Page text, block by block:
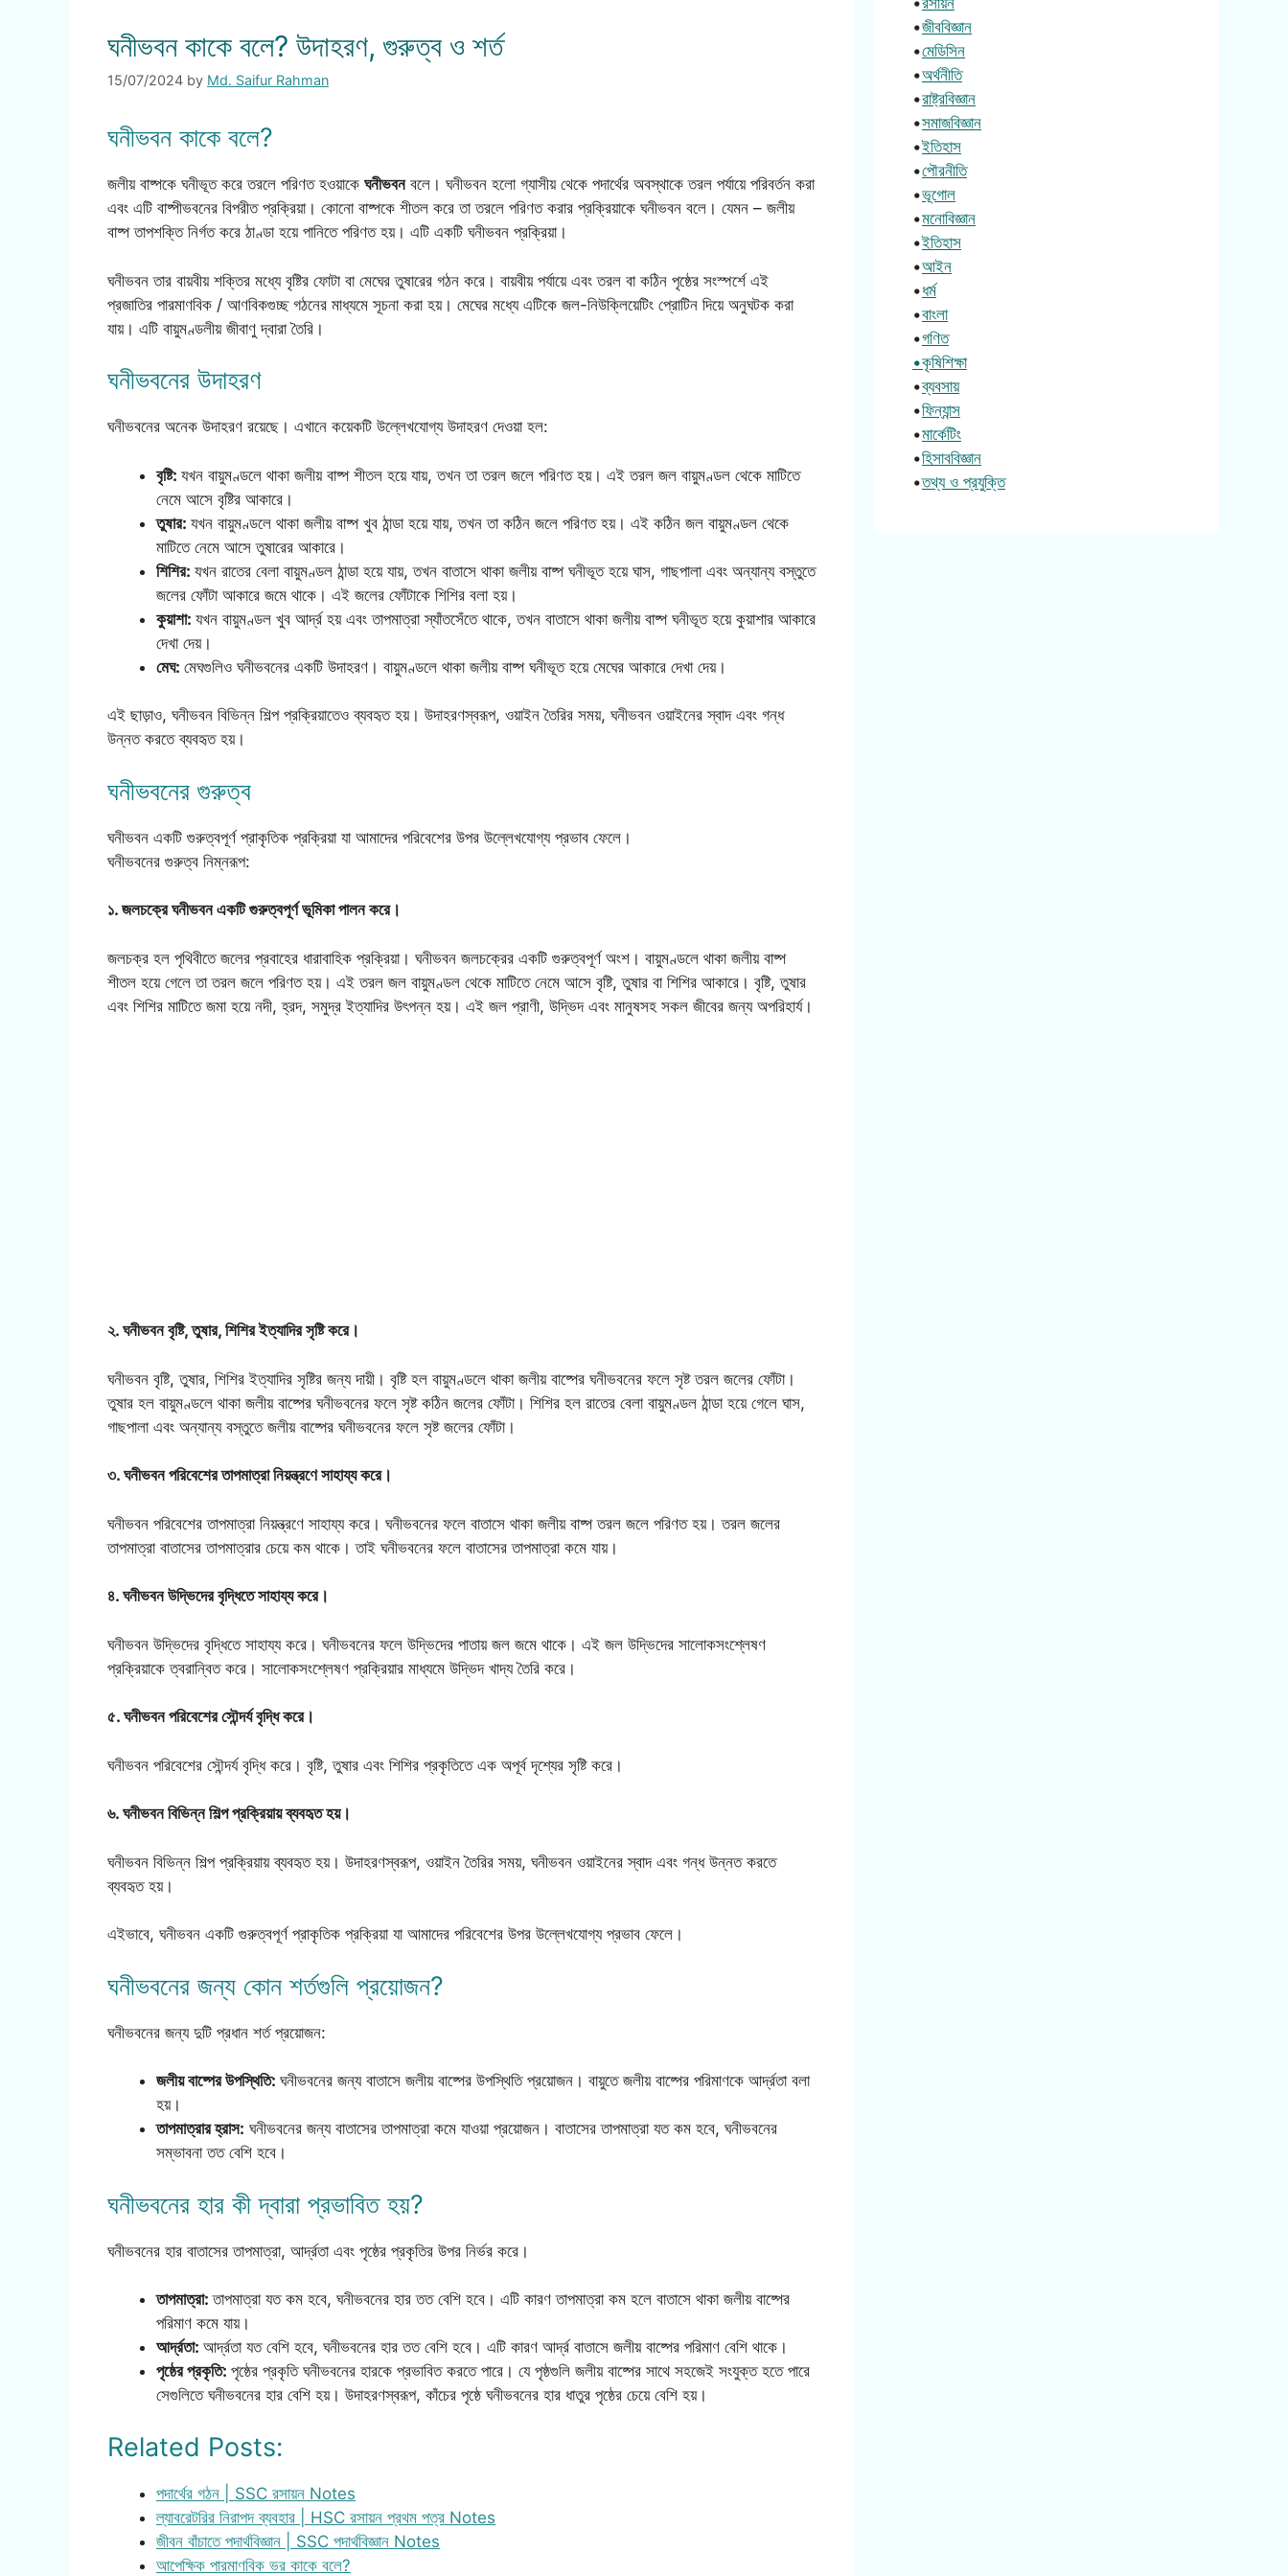
ঘনীভবন কাকে বলে? উদাহরণ, গুরুত্ব ও শর্ত
15/07/2024 by Md. Saifur Rahman
ঘনীভবন কাকে বলে?
জলীয় বাষ্পকে ঘনীভূত করে তরলে পরিণত হওয়াকে ঘনীভবনবলে। ঘনীভবন হলো গ্যাসীয় থেকে পদার্থের অবস্থাকে তরল পর্যায়ে পরিবর্তন করা
এবং এটি বাষ্পীভবনের বিপরীত প্রক্রিয়া। কোনো বাষ্পকে শীতল করে তা তরলে পরিণত করার প্রক্রিয়াকে ঘনীভবন বলে। যেমন – জলীয়
বাষ্প তাপশক্তি নির্গত করে ঠাণ্ডা হয়ে পানিতে পরিণত হয়। এটি একটি ঘনীভবন প্রক্রিয়া।
ঘনীভবন তার বায়বীয় শক্তির মধ্যে বৃষ্টির ফোটা বা মেঘের তুষারের গঠন করে। বায়বীয় পর্যায়ে এবং তরল বা কঠিন পৃষ্ঠের সংস্পর্শে এই
প্রজাতির পারমাণবিক / আণবিকগুচ্ছ গঠনের মাধ্যমে সূচনা করা হয়। মেঘের মধ্যে এটিকে জল-নিউক্লিয়েটিং প্রোটিন দিয়ে অনুঘটক করা
যায়। এটি বায়ুমণ্ডলীয় জীবাণু দ্বারা তৈরি।
ঘনীভবনের উদাহরণ
ঘনীভবনের অনেক উদাহরণ রয়েছে। এখানে কয়েকটি উল্লেখযোগ্য উদাহরণ দেওয়া হল:
বৃষ্টি: যখন বায়ুমণ্ডলে থাকা জলীয় বাষ্প শীতল হয়ে যায়, তখন তা তরল জলে পরিণত হয়। এই তরল জল বায়ুমণ্ডল থেকে মাটিতে
নেমে আসে বৃষ্টির আকারে।
তুষার: যখন বায়ুমণ্ডলে থাকা জলীয় বাষ্প খুব ঠান্ডা হয়ে যায়, তখন তা কঠিন জলে পরিণত হয়। এই কঠিন জল বায়ুমণ্ডল থেকে
মাটিতে নেমে আসে তুষারের আকারে।
শিশির: যখন রাতের বেলা বায়ুমণ্ডল ঠান্ডা হয়ে যায়, তখন বাতাসে থাকা জলীয় বাষ্প ঘনীভূত হয়ে ঘাস, গাছপালা এবং অন্যান্য বস্তুতে
জলের ফোঁটা আকারে জমে থাকে। এই জলের ফোঁটাকে শিশির বলা হয়।
কুয়াশা: যখন বায়ুমণ্ডল খুব আর্দ্র হয় এবং তাপমাত্রা স্যাঁতসেঁতে থাকে, তখন বাতাসে থাকা জলীয় বাষ্প ঘনীভূত হয়ে কুয়াশার আকারে
দেখা দেয়।
মেঘ: মেঘগুলিও ঘনীভবনের একটি উদাহরণ। বায়ুমণ্ডলে থাকা জলীয় বাষ্প ঘনীভূত হয়ে মেঘের আকারে দেখা দেয়।
এই ছাড়াও, ঘনীভবন বিভিন্ন শিল্প প্রক্রিয়াতেও ব্যবহৃত হয়। উদাহরণস্বরূপ, ওয়াইন তৈরির সময়, ঘনীভবন ওয়াইনের স্বাদ এবং গন্ধ
উন্নত করতে ব্যবহৃত হয়।
ঘনীভবনের গুরুত্ব
ঘনীভবন একটি গুরুত্বপূর্ণ প্রাকৃতিক প্রক্রিয়া যা আমাদের পরিবেশের উপর উল্লেখযোগ্য প্রভাব ফেলে।
ঘনীভবনের গুরুত্ব নিম্নরূপ:
১. জলচক্রে ঘনীভবন একটি গুরুত্বপূর্ণ ভূমিকা পালন করে।
জলচক্র হল পৃথিবীতে জলের প্রবাহের ধারাবাহিক প্রক্রিয়া। ঘনীভবন জলচক্রের একটি গুরুত্বপূর্ণ অংশ। বায়ুমণ্ডলে থাকা জলীয় বাষ্প
শীতল হয়ে গেলে তা তরল জলে পরিণত হয়। এই তরল জল বায়ুমণ্ডল থেকে মাটিতে নেমে আসে বৃষ্টি, তুষার বা শিশির আকারে। বৃষ্টি, তুষার
এবং শিশির মাটিতে জমা হয়ে নদী, হ্রদ, সমুদ্র ইত্যাদির উৎপন্ন হয়। এই জল প্রাণী, উদ্ভিদ এবং মানুষসহ সকল জীবের জন্য অপরিহার্য।
২. ঘনীভবন বৃষ্টি, তুষার, শিশির ইত্যাদির সৃষ্টি করে।
ঘনীভবন বৃষ্টি, তুষার, শিশির ইত্যাদির সৃষ্টির জন্য দায়ী। বৃষ্টি হল বায়ুমণ্ডলে থাকা জলীয় বাষ্পের ঘনীভবনের ফলে সৃষ্ট তরল জলের ফোঁটা।
তুষার হল বায়ুমণ্ডলে থাকা জলীয় বাষ্পের ঘনীভবনের ফলে সৃষ্ট কঠিন জলের ফোঁটা। শিশির হল রাতের বেলা বায়ুমণ্ডল ঠান্ডা হয়ে গেলে ঘাস,
গাছপালা এবং অন্যান্য বস্তুতে জলীয় বাষ্পের ঘনীভবনের ফলে সৃষ্ট জলের ফোঁটা।
৩. ঘনীভবন পরিবেশের তাপমাত্রা নিয়ন্ত্রণে সাহায্য করে।
ঘনীভবন পরিবেশের তাপমাত্রা নিয়ন্ত্রণে সাহায্য করে। ঘনীভবনের ফলে বাতাসে থাকা জলীয় বাষ্প তরল জলে পরিণত হয়। তরল জলের
তাপমাত্রা বাতাসের তাপমাত্রার চেয়ে কম থাকে। তাই ঘনীভবনের ফলে বাতাসের তাপমাত্রা কমে যায়।
৪. ঘনীভবন উদ্ভিদের বৃদ্ধিতে সাহায্য করে।
ঘনীভবন উদ্ভিদের বৃদ্ধিতে সাহায্য করে। ঘনীভবনের ফলে উদ্ভিদের পাতায় জল জমে থাকে। এই জল উদ্ভিদের সালোকসংশ্লেষণ
প্রক্রিয়াকে ত্বরান্বিত করে। সালোকসংশ্লেষণ প্রক্রিয়ার মাধ্যমে উদ্ভিদ খাদ্য তৈরি করে।
৫. ঘনীভবন পরিবেশের সৌন্দর্য বৃদ্ধি করে।
ঘনীভবন পরিবেশের সৌন্দর্য বৃদ্ধি করে। বৃষ্টি, তুষার এবং শিশির প্রকৃতিতে এক অপূর্ব দৃশ্যের সৃষ্টি করে।
৬. ঘনীভবন বিভিন্ন শিল্প প্রক্রিয়ায় ব্যবহৃত হয়।
ঘনীভবন বিভিন্ন শিল্প প্রক্রিয়ায় ব্যবহৃত হয়। উদাহরণস্বরূপ, ওয়াইন তৈরির সময়, ঘনীভবন ওয়াইনের স্বাদ এবং গন্ধ উন্নত করতে
ব্যবহৃত হয়।
এইভাবে, ঘনীভবন একটি গুরুত্বপূর্ণ প্রাকৃতিক প্রক্রিয়া যা আমাদের পরিবেশের উপর উল্লেখযোগ্য প্রভাব ফেলে।
ঘনীভবনের জন্য কোন শর্তগুলি প্রয়োজন?
ঘনীভবনের জন্য দুটি প্রধান শর্ত প্রয়োজন:
জলীয় বাষ্পের উপস্থিতি: ঘনীভবনের জন্য বাতাসে জলীয় বাষ্পের উপস্থিতি প্রয়োজন। বায়ুতে জলীয় বাষ্পের পরিমাণকে আর্দ্রতা বলা
হয়।
তাপমাত্রার হ্রাস: ঘনীভবনের জন্য বাতাসের তাপমাত্রা কমে যাওয়া প্রয়োজন। বাতাসের তাপমাত্রা যত কম হবে, ঘনীভবনের
সম্ভাবনা তত বেশি হবে।
ঘনীভবনের হার কী দ্বারা প্রভাবিত হয়?
ঘনীভবনের হার বাতাসের তাপমাত্রা, আর্দ্রতা এবং পৃষ্ঠের প্রকৃতির উপর নির্ভর করে।
তাপমাত্রা:তাপমাত্রা যত কম হবে, ঘনীভবনের হার তত বেশি হবে। এটি কারণ তাপমাত্রা কম হলে বাতাসে থাকা জলীয় বাষ্পের
পরিমাণ কমে যায়।
আর্দ্রতা: আর্দ্রতা যত বেশি হবে, ঘনীভবনের হার তত বেশি হবে। এটি কারণ আর্দ্র বাতাসে জলীয় বাষ্পের পরিমাণ বেশি থাকে।
পৃষ্ঠের প্রকৃতি: পৃষ্ঠের প্রকৃতি ঘনীভবনের হারকে প্রভাবিত করতে পারে। যে পৃষ্ঠগুলি জলীয় বাষ্পের সাথে সহজেই সংযুক্ত হতে পারে
সেগুলিতে ঘনীভবনের হার বেশি হয়। উদাহরণস্বরূপ, কাঁচের পৃষ্ঠে ঘনীভবনের হার ধাতুর পৃষ্ঠের চেয়ে বেশি হয়।
Related Posts:
পদার্থের গঠন | SSC রসায়ন Notes
ল্যাবরেটরির নিরাপদ ব্যবহার | HSC রসায়ন প্রথম পত্র Notes
জীবন বাঁচাতে পদার্থবিজ্ঞান | SSC পদার্থবিজ্ঞান Notes
আপেক্ষিক পারমাণবিক ভর কাকে বলে?
•জীববিজ্ঞান
•মেডিসিন
•অর্থনীতি
•রাষ্ট্রবিজ্ঞান
•সমাজবিজ্ঞান
•ইতিহাস
•পৌরনীতি
•ভূগোল
•মনোবিজ্ঞান
•ইতিহাস
•আইন
•ধর্ম
•বাংলা
•গণিত
•কৃষিশিক্ষা
•ব্যবসায়
•ফিন্যান্স
•মার্কেটিং
•হিসাববিজ্ঞান
•তথ্য ও প্রযুক্তি